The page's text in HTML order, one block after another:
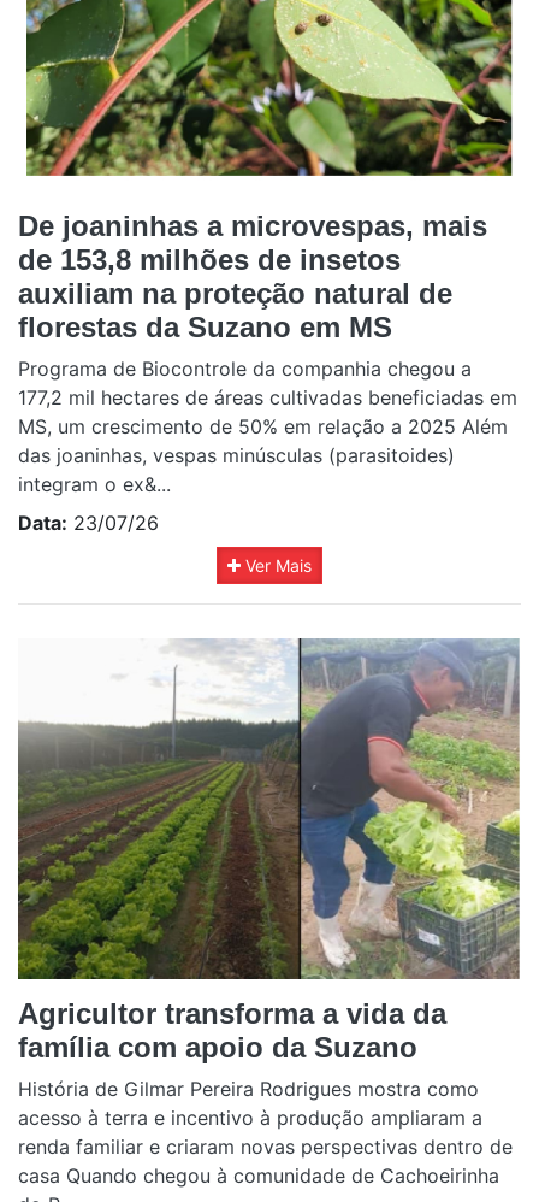
De joaninhas a microvespas, mais
de 153,8 milhões de insetos
auxiliam na proteção natural de
florestas da Suzano em MS
Programa de Biocontrole da companhia chegou a
177,2 mil hectares de áreas cultivadas beneficiadas em
MS, um crescimento de 50% em relação a 2025 Além
das joaninhas, vespas minúsculas (parasitoides)
integram o ex&...
Data: 23/07/26
Ver Mais
Agricultor transforma a vida da
família com apoio da Suzano
História de Gilmar Pereira Rodrigues mostra como
acesso à terra e incentivo à produção ampliaram a
renda familiar e criaram novas perspectivas dentro de
casa Quando chegou à comunidade de Cachoeirinha